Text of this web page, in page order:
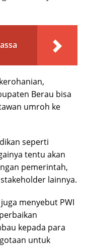
Berau bisa
umroh ke
seperti
tentu akan
pemerintah,
lainnya.
menyebut PWI
kepada para
untuk